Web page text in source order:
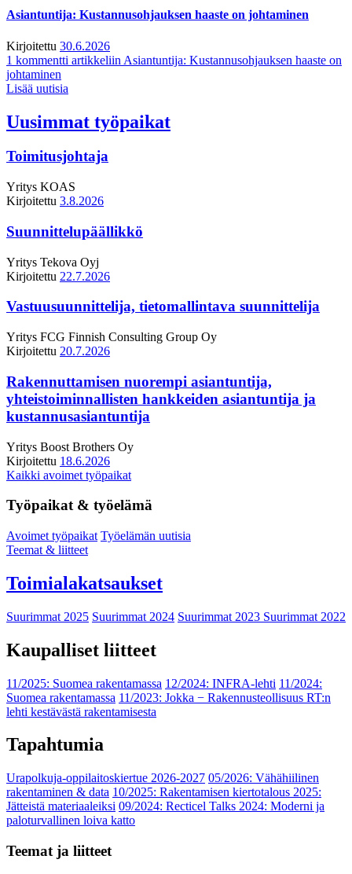
Asiantuntija: Kustannusohjauksen haaste on johtaminen
Kirjoitettu 30.6.2026
1 kommentti artikkeliin Asiantuntija: Kustannusohjauksen haaste on
johtaminen
Lisää uutisia
Uusimmat työpaikat
Toimitusjohtaja
Yritys KOAS
Kirjoitettu 3.8.2026
Suunnittelupäällikkö
Yritys Tekova Oyj
Kirjoitettu 22.7.2026
Vastuusuunnittelija, tietomallintava suunnittelija
Yritys FCG Finnish Consulting Group Oy
Kirjoitettu 20.7.2026
Rakennuttamisen nuorempi asiantuntija,
yhteistoiminnallisten hankkeiden asiantuntija ja
kustannusasiantuntija
Yritys Boost Brothers Oy
Kirjoitettu 18.6.2026
Kaikki avoimet työpaikat
Työpaikat & työelämä
Avoimet työpaikat Työelämän uutisia
Teemat & liitteet
Toimialakatsaukset
Suurimmat 2025 Suurimmat 2024 Suurimmat 2023 Suurimmat 2022
Kaupalliset liitteet
11/2025: Suomea rakentamassa 12/2024: INFRA-lehti 11/2024:
Suomea rakentamassa 11/2023: Jokka − Rakennusteollisuus RT:n
lehti kestävästä rakentamisesta
Tapahtumia
Urapolkuja-oppilaitoskiertue 2026-2027 05/2026: Vähähiilinen
rakentaminen & data 10/2025: Rakentamisen kiertotalous 2025:
Jätteistä materiaaleiksi 09/2024: Recticel Talks 2024: Moderni ja
paloturvallinen loiva katto
Teemat ja liitteet